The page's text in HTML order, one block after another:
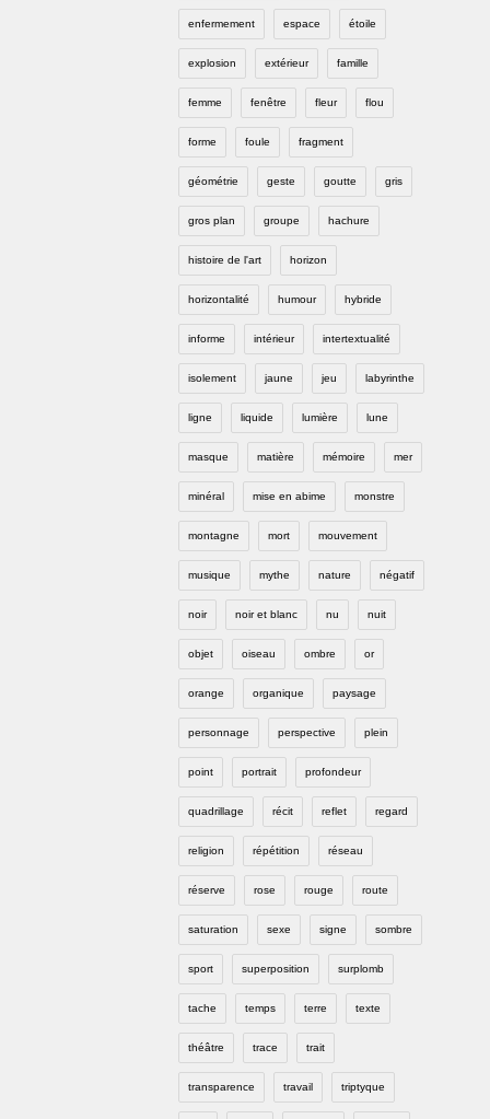
enfermement espace étoile
explosion extérieur famille
femme fenêtre fleur flou
forme foule fragment
géométrie geste goutte gris
gros plan groupe hachure
histoire de l'art horizon
horizontalité humour hybride
informe intérieur intertextualité
isolement jaune jeu labyrinthe
ligne liquide lumière lune
masque matière mémoire mer
minéral mise en abime monstre
montagne mort mouvement
musique mythe nature négatif
noir noir et blanc nu nuit
objet oiseau ombre or
orange organique paysage
personnage perspective plein
point portrait profondeur
quadrillage récit reflet regard
religion répétition réseau
réserve rose rouge route
saturation sexe signe sombre
sport superposition surplomb
tache temps terre texte
théâtre trace trait
transparence travail triptyque